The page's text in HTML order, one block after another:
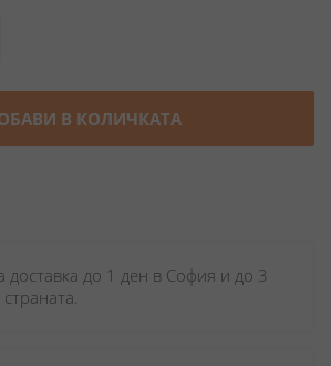
В КОЛИЧКАТА
доставка до 1 ден в София и до 3